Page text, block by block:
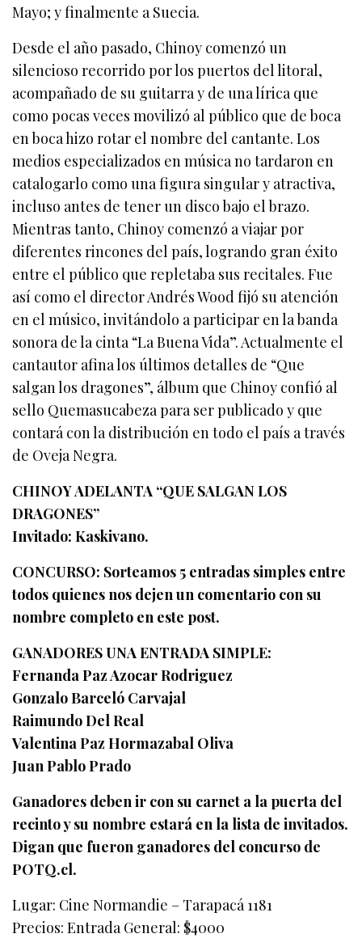
Mayo; y finalmente a Suecia.
Desde el año pasado, Chinoy comenzó un
silencioso recorrido por los puertos del litoral,
acompañado de su guitarra y de una lírica que
como pocas veces movilizó al público que de boca
en boca hizo rotar el nombre del cantante. Los
medios especializados en música no tardaron en
catalogarlo como una figura singular y atractiva,
incluso antes de tener un disco bajo el brazo.
Mientras tanto, Chinoy comenzó a viajar por
diferentes rincones del país, logrando gran éxito
entre el público que repletaba sus recitales. Fue
así como el director Andrés Wood fijó su atención
en el músico, invitándolo a participar en la banda
sonora de la cinta “La Buena Vida”. Actualmente el
cantautor afina los últimos detalles de “Que
salgan los dragones”, álbum que Chinoy confió al
sello Quemasucabeza para ser publicado y que
contará con la distribución en todo el país a través
de Oveja Negra.
CHINOY ADELANTA “QUE SALGAN LOS
DRAGONES”
Invitado: Kaskivano.
CONCURSO: Sorteamos 5 entradas simples entre
todos quienes nos dejen un comentario con su
nombre completo en este post.
GANADORES UNA ENTRADA SIMPLE:
Fernanda Paz Azocar Rodriguez
Gonzalo Barceló Carvajal
Raimundo Del Real
Valentina Paz Hormazabal Oliva
Juan Pablo Prado
Ganadores deben ir con su carnet a la puerta del
recinto y su nombre estará en la lista de invitados.
Digan que fueron ganadores del concurso de
POTQ.cl.
Lugar: Cine Normandie – Tarapacá 1181
Precios: Entrada General: $4000